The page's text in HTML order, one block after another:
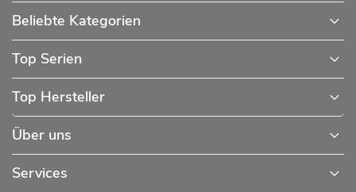
Beliebte Kategorien
Top Serien
Top Hersteller
Über uns
Services